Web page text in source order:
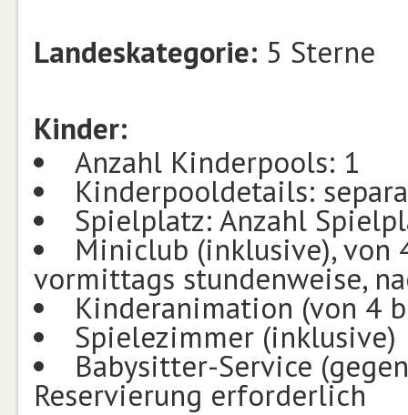
Landeskategorie: 5 Sterne
Kinder:
Anzahl Kinderpools: 1
Kinderpooldetails:
Spielplatz: Anzahl
Miniclub (inklusive), von
vormittags stundenweise,
Kinderanimation (von 4
Spielezimmer (inklusive)
Babysitter-Service
Reservierung erforderlich